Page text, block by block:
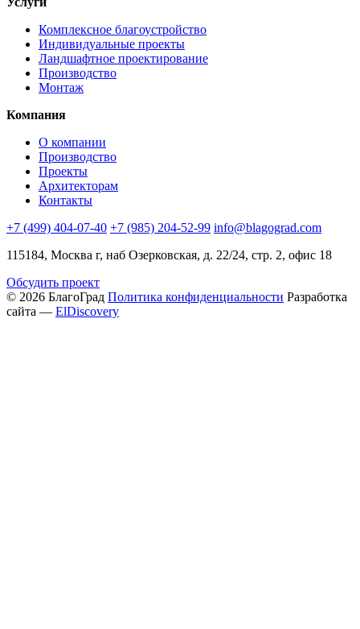
Комплексное благоустройство
Индивидуальные проекты
Ландшафтное проектирование
Производство
Монтаж
Компания
О компании
Производство
Проекты
Архитекторам
Контакты
+7 (499) 404-07-40 +7 (985) 204-52-99 info@blagograd.com
115184, Москва г, наб Озерковская, д. 22/24, стр. 2, офис 18
Обсудить проект
© 2026 БлагоГрад Политика конфиденциальности Разработка
сайта — ElDiscovery